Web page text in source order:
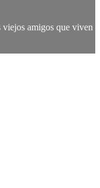
viejos amigos que viven